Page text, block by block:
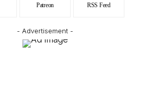
Patreon RSS Feed
- Advertisement -